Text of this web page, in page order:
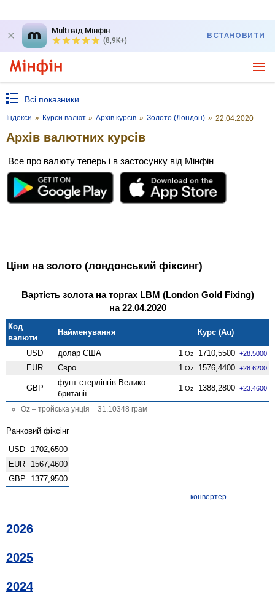
Multi від Мінфін
(8,9K+)
ВСТАНОВИТИ
Всі показники
Індекси » Курси валют » Архів курсів » Золото (Лондон) » 22.04.2020
Архів валютних курсів
Все про валюту теперь і в застосунку від Мінфін
Ціни на золото (лондонський фіксинг)
Вартість золота на торгах LBM (London Gold Fixing)
на 22.04.2020
Код
валюти
Найменування Курс (Au)
USD долар США 1 Oz 1710,5500 +28.5000
EUR Євро 1 Oz 1576,4400 +28.6200
GBP
фунт стерлінгів Велико­
британії
1 Oz 1388,2800 +23.4600
Oz – тройська унція = 31.10348 грам
Ранковий фіксінг
USD
1702,6500
EUR
1567,4600
GBP
1377,9500
конвертер
2026
2025
2024